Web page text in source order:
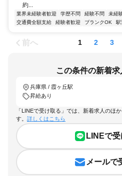
約...
業界未経験者歓迎 学歴不問 経験不問 未経
交通費全額支給
経験者歓迎 ブランクOK 駅
前へ 1 2 3
この条件の新着
兵庫県 / 霞ヶ丘駅
昇給あり
「LINEで受け取る」では、新着求人のほ
す。 詳しくはこちら
LINEで
メールで